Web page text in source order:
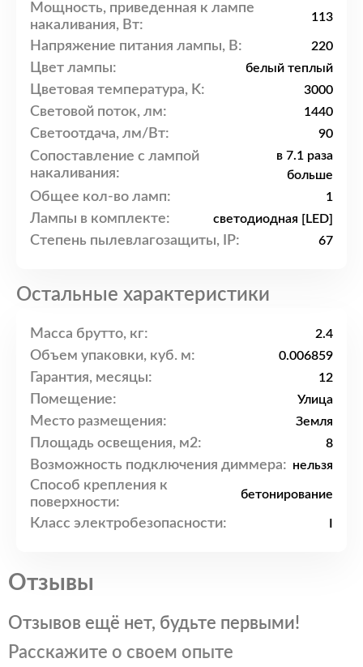
Мощность, приведенная к лампе
накаливания, Вт:
113
Напряжение питания лампы, В: 220
Цвет лампы: белый теплый
Цветовая температура, K: 3000
Световой поток, лм: 1440
Светоотдача, лм/Вт: 90
Сопоставление с лампой
накаливания:
в 7.1 раза
больше
Общее кол-во ламп: 1
Лампы в комплекте: светодиодная [LED]
Степень пылевлагозащиты, IP: 67
Остальные характеристики
Масса брутто, кг: 2.4
Объем упаковки, куб. м: 0.006859
Гарантия, месяцы: 12
Помещение: Улица
Место размещения: Земля
Площадь освещения, м2: 8
Возможность подключения диммера: нельзя
Способ крепления к
поверхности:
бетонирование
Класс электробезопасности:
Отзывы
Отзывов ещё нет, будьте первыми!
Расскажите о своем опыте